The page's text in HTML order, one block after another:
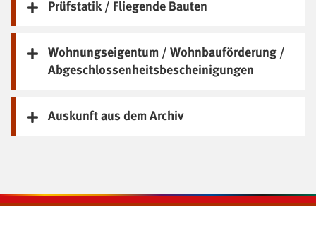
Prüfstatik / Fliegende Bauten
Wohnungseigentum / Wohnbauförderung /
Abgeschlossenheitsbescheinigungen
Auskunft aus dem Archiv